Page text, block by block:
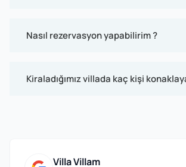
Nasıl rezervasyon yapabilirim ?
Kiraladığımız villada kaç kişi
Villa Villam